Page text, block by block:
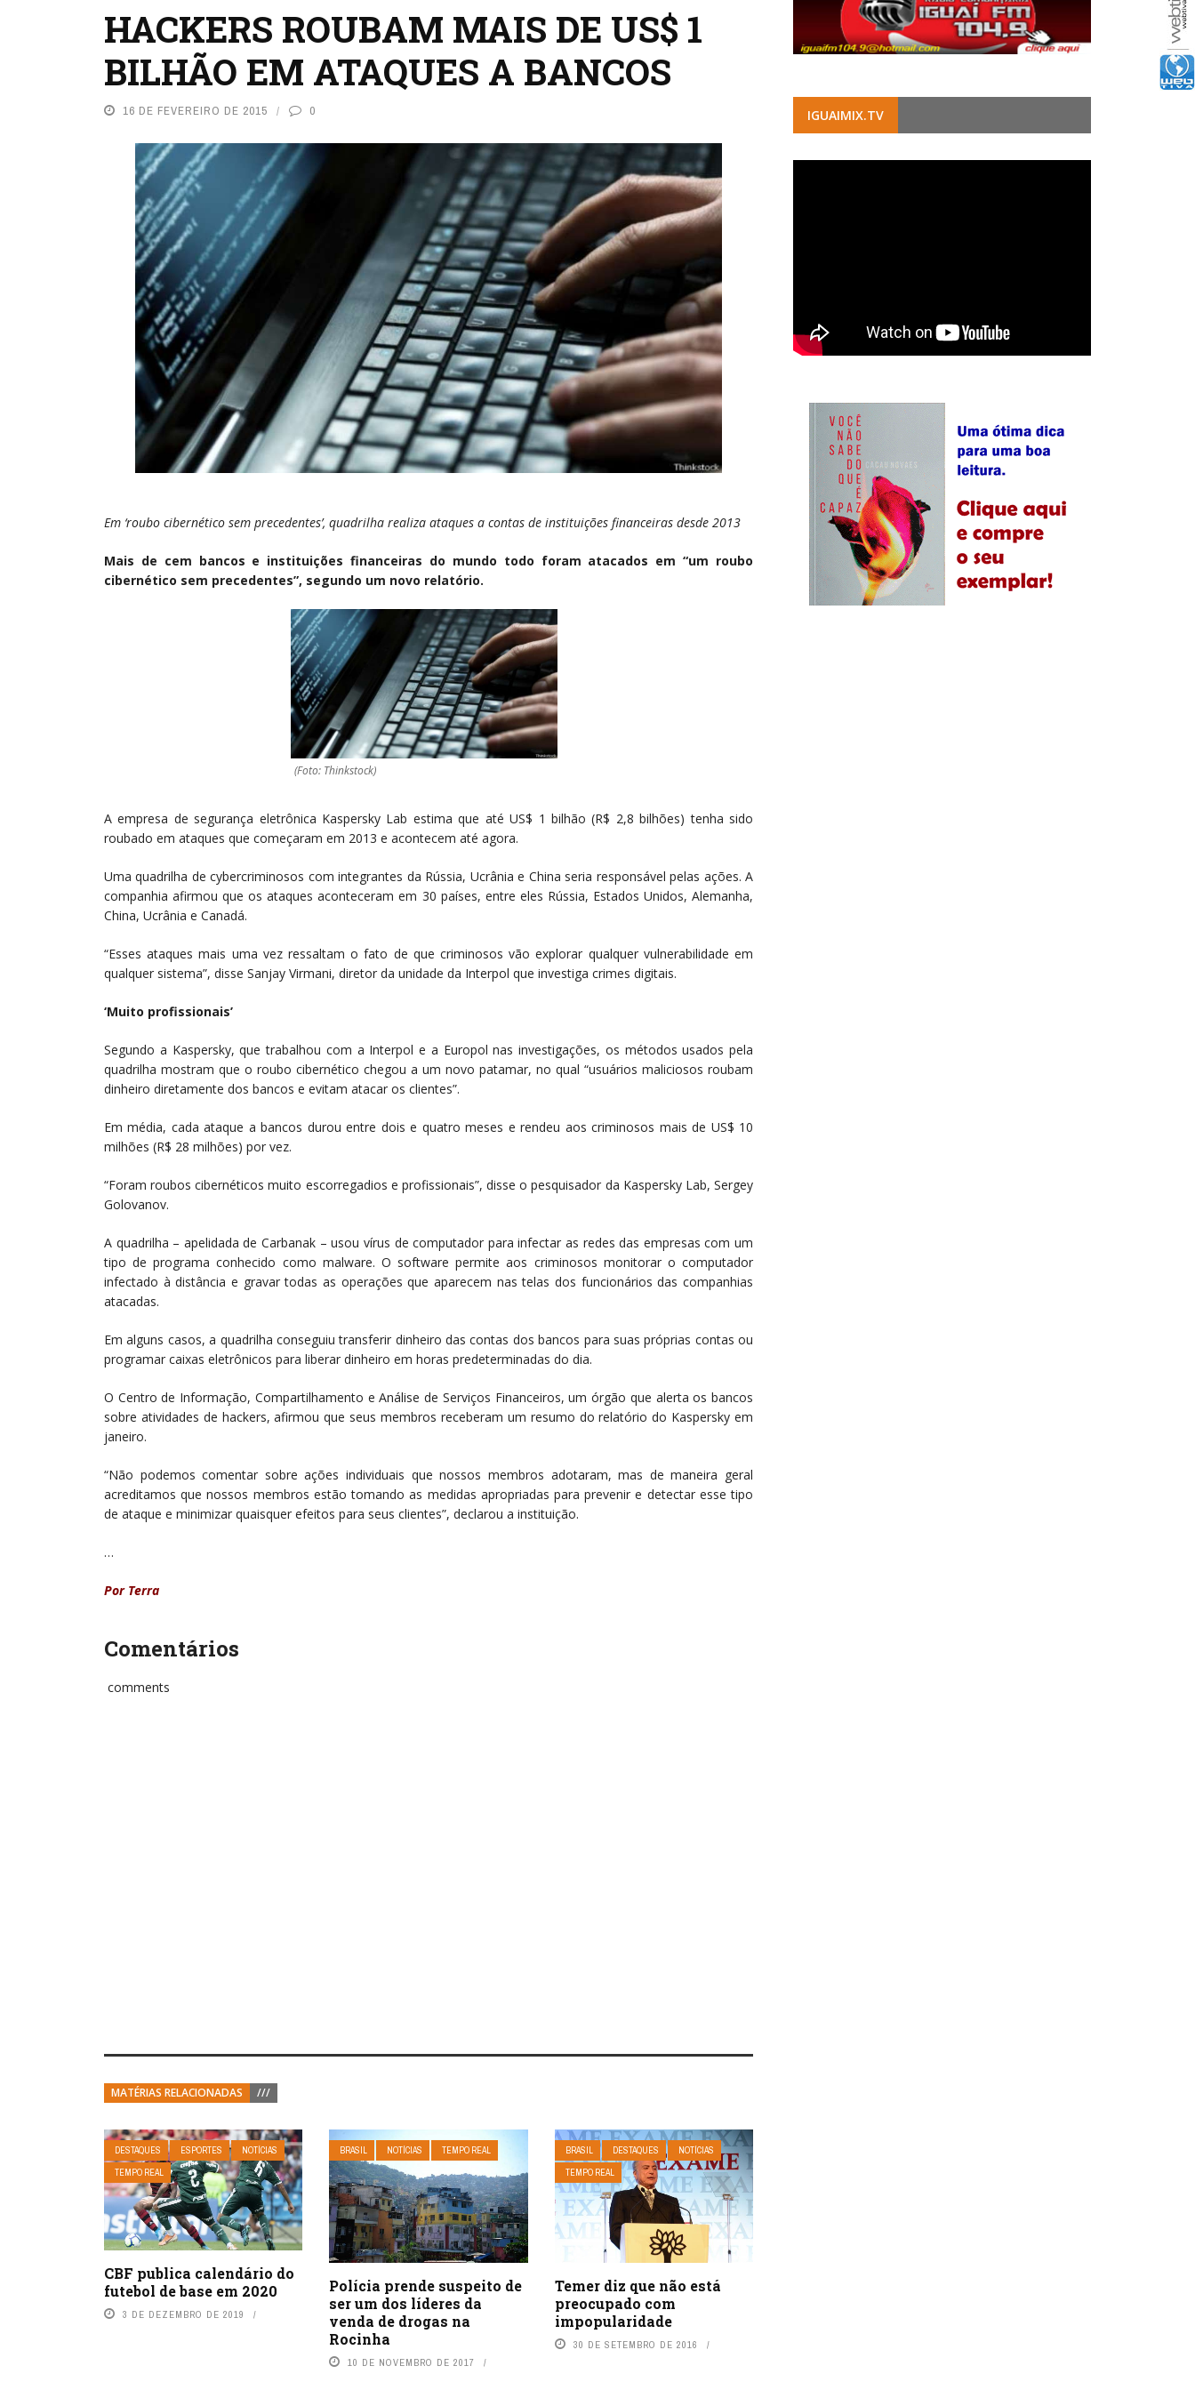
HACKERS ROUBAM MAIS DE US$ 1
BILHÃO EM ATAQUES A BANCOS
16 DE FEVEREIRO DE 2015 0
Em ‘roubo cibernético sem precedentes’, quadrilha realiza ataques a contas de instituições financeiras desde 2013
Mais de cem bancos e instituições financeiras do mundo todo foram atacados em “um roubo
cibernético sem precedentes”, segundo um novo relatório.
(Foto: Thinkstock)
A empresa de segurança eletrônica Kaspersky Lab estima que até US$ 1 bilhão (R$ 2,8 bilhões) tenha sido
roubado em ataques que começaram em 2013 e acontecem até agora.
Uma quadrilha de cybercriminosos com integrantes da Rússia, Ucrânia e China seria responsável pelas ações. A
companhia afirmou que os ataques aconteceram em 30 países, entre eles Rússia, Estados Unidos, Alemanha,
China, Ucrânia e Canadá.
“Esses ataques mais uma vez ressaltam o fato de que criminosos vão explorar qualquer vulnerabilidade em
qualquer sistema”, disse Sanjay Virmani, diretor da unidade da Interpol que investiga crimes digitais.
‘Muito profissionais’
Segundo a Kaspersky, que trabalhou com a Interpol e a Europol nas investigações, os métodos usados pela
quadrilha mostram que o roubo cibernético chegou a um novo patamar, no qual “usuários maliciosos roubam
dinheiro diretamente dos bancos e evitam atacar os clientes”.
Em média, cada ataque a bancos durou entre dois e quatro meses e rendeu aos criminosos mais de US$ 10
milhões (R$ 28 milhões) por vez.
“Foram roubos cibernéticos muito escorregadios e profissionais”, disse o pesquisador da Kaspersky Lab, Sergey
Golovanov.
A quadrilha – apelidada de Carbanak – usou vírus de computador para infectar as redes das empresas com um
tipo de programa conhecido como malware. O software permite aos criminosos monitorar o computador
infectado à distância e gravar todas as operações que aparecem nas telas dos funcionários das companhias
atacadas.
Em alguns casos, a quadrilha conseguiu transferir dinheiro das contas dos bancos para suas próprias contas ou
programar caixas eletrônicos para liberar dinheiro em horas predeterminadas do dia.
O Centro de Informação, Compartilhamento e Análise de Serviços Financeiros, um órgão que alerta os bancos
sobre atividades de hackers, afirmou que seus membros receberam um resumo do relatório do Kaspersky em
janeiro.
“Não podemos comentar sobre ações individuais que nossos membros adotaram, mas de maneira geral
acreditamos que nossos membros estão tomando as medidas apropriadas para prevenir e detectar esse tipo
de ataque e minimizar quaisquer efeitos para seus clientes”, declarou a instituição.
…
Por Terra
Comentários
comments
MATÉRIAS RELACIONADAS ///
DESTAQUES ESPORTES
NOTÍCIAS
TEMPO REAL
CBF publica calendário do
futebol de base em 2020
3 DE DEZEMBRO DE 2019
BRASIL NOTÍCIAS TEMPO REAL
Polícia prende suspeito de
ser um dos líderes da
venda de drogas na
Rocinha
10 DE NOVEMBRO DE 2017
BRASIL DESTAQUES
NOTÍCIAS
TEMPO REAL
Temer diz que não está
preocupado com
impopularidade
30 DE SETEMBRO DE 2016
IGUAIMIX.TV